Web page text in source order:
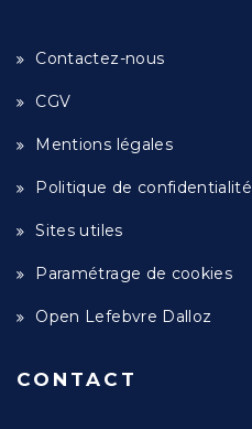
Contactez-nous
CGV
Mentions légales
Politique de confidentialité
Sites utiles
Paramétrage de cookies
Open Lefebvre Dalloz
CONTACT